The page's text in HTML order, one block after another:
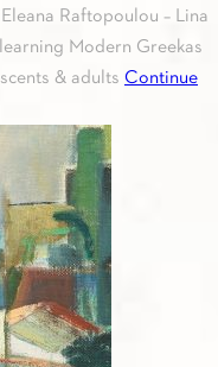
Raftopoulou – Lina
Modern Greekas
& adults Continue